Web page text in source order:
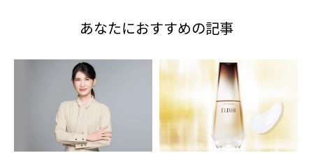
あなたにおすすめの記事